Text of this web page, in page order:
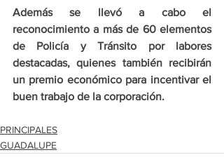
Además se llevó a cabo el
reconocimiento a más de 60 elementos
de Policía y Tránsito por labores
destacadas, quienes también recibirán
un premio económico para incentivar el
buen trabajo de la corporación.
PRINCIPALES
GUADALUPE